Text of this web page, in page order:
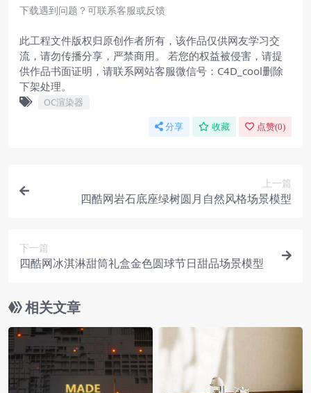
下载遇到问题？可联系客服或反馈
此工程文件版权归原创作者所有，该作品仅供网友学习交
流，请勿传播分享，严禁商用。 若您的权益被侵害，请提
供作品书面证明，请联系网站客服微信号：C4D_cool删除
下架处理。
OC渲染器
分享 收藏 点赞(0)
上一篇
四酷网岩石底座绿树圆月自然风格场景模型
下一篇
四酷网冰淇淋甜筒礼盒金色圆球节日甜品场景模型
相关文章